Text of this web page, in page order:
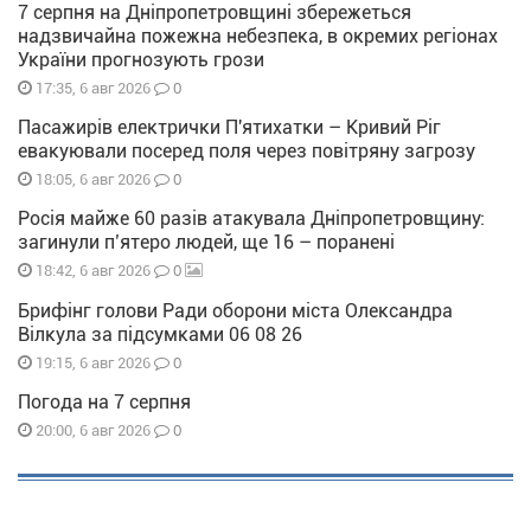
7 серпня на Дніпропетровщині збережеться
надзвичайна пожежна небезпека, в окремих регіонах
України прогнозують грози
17:35, 6 авг 2026 0
Пасажирів електрички П'ятихатки – Кривий Ріг
евакуювали посеред поля через повітряну загрозу
18:05, 6 авг 2026 0
Росія майже 60 разів атакувала Дніпропетровщину:
загинули п’ятеро людей, ще 16 – поранені
18:42, 6 авг 2026 0
Брифінг голови Ради оборони міста Олександра
Вілкула за підсумками 06 08 26
19:15, 6 авг 2026 0
Погода на 7 серпня
20:00, 6 авг 2026 0